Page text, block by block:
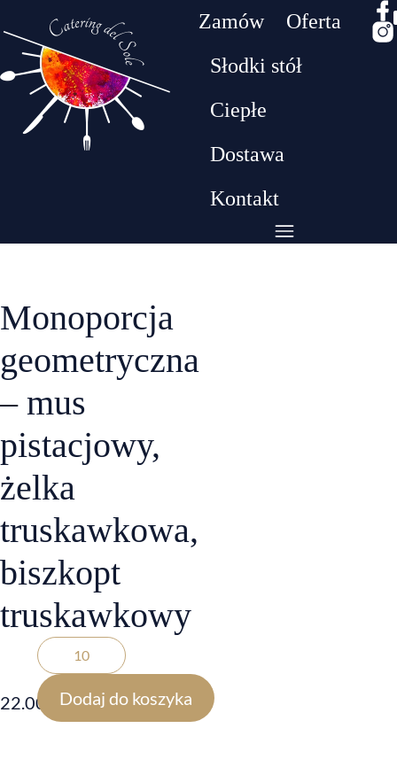
Zamów
Oferta
Słodki stół
Ciepłe
Dostawa
Kontakt
Drodzy klienci! W dniach 26.07 - 09.08 będziemy
przebywać na urlopie. W tym czasie nie
zamówień​
Monoporcja
geometryczna
– mus
pistacjowy,
żelka
truskawkowa,
biszkopt
truskawkowy
22.00 złDodaj do koszyka